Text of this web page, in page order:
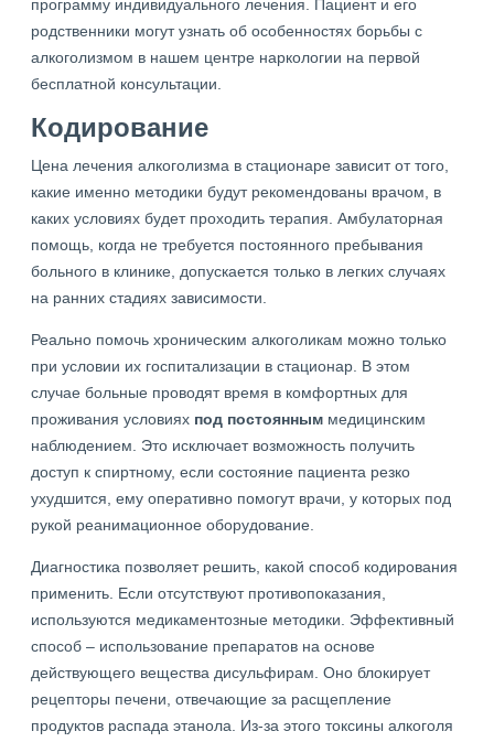
программу индивидуального лечения. Пациент и его
родственники могут узнать об особенностях борьбы с
алкоголизмом в нашем центре наркологии на первой
бесплатной консультации.
Кодирование
Цена лечения алкоголизма в стационаре зависит от того,
какие именно методики будут рекомендованы врачом, в
каких условиях будет проходить терапия. Амбулаторная
помощь, когда не требуется постоянного пребывания
больного в клинике, допускается только в легких случаях
на ранних стадиях зависимости.
Реально помочь хроническим алкоголикам можно только
при условии их госпитализации в стационар. В этом
случае больные проводят время в комфортных для
проживания условиях под постоянным медицинским
наблюдением. Это исключает возможность получить
доступ к спиртному, если состояние пациента резко
ухудшится, ему оперативно помогут врачи, у которых под
рукой реанимационное оборудование.
Диагностика позволяет решить, какой способ кодирования
применить. Если отсутствуют противопоказания,
используются медикаментозные методики. Эффективный
способ – использование препаратов на основе
действующего вещества дисульфирам. Оно блокирует
рецепторы печени, отвечающие за расщепление
продуктов распада этанола. Из-за этого токсины алкоголя